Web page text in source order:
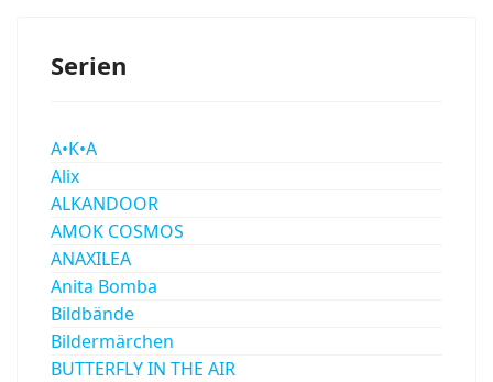
Serien
A•K•A
Alix
ALKANDOOR
AMOK COSMOS
ANAXILEA
Anita Bomba
Bildbände
Bildermärchen
BUTTERFLY IN THE AIR